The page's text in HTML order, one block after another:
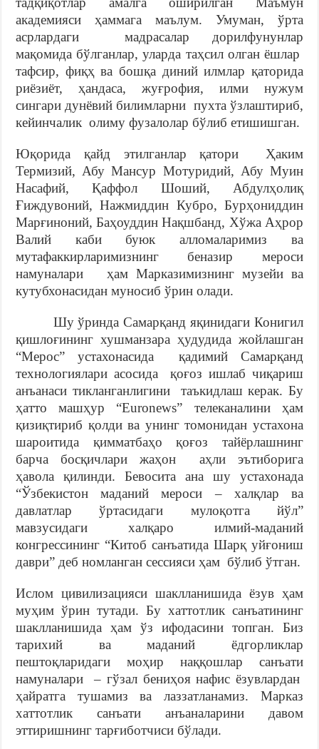
академияси ҳаммага маълум. Умуман, ўрта
асрлардаги мадрасалар дорилфунунлар
мақомида бўлганлар, уларда таҳсил олган ёшлар
тафсир, фиқҳ ва бошқа диний илмлар қаторида
риёзиёт, ҳандаса, жуғрофия, илми нужум
сингари дунёвий билимларни пухта ўзлаштириб,
кейинчалик олиму фузалолар бўлиб етишишган.
Юқорида қайд этилганлар қатори Ҳаким
Термизий, Абу Мансур Мотуридий, Абу Муин
Насафий, Қаффол Шоший, Абдулҳолиқ
Ғиждувоний, Нажмиддин Кубро, Бурҳониддин
Марғиноний, Баҳоуддин Нақшбанд, Хўжа Аҳрор
Валий каби буюк алломаларимиз ва
мутафаккирларимизнинг беназир мероси
намуналари ҳам Марказимизнинг музейи ва
кутубхонасидан муносиб ўрин олади.
Шу ўринда Самарқанд яқинидаги Конигил
қишлоғининг хушманзара ҳудудида жойлашган
“Мерос” устахонасида қадимий Самарқанд
технологиялари асосида қоғоз ишлаб чиқариш
анъанаси тикланганлигини таъкидлаш керак. Бу
ҳатто машҳур “Euronews” телеканалини ҳам
қизиқтириб қолди ва унинг томонидан устахона
шароитида қимматбаҳо қоғоз тайёрлашнинг
барча босқичлари жаҳон аҳли эътиборига
ҳавола қилинди. Бевосита ана шу устахонада
“Ўзбекистон маданий мероси – халқлар ва
давлатлар ўртасидаги мулоқотга йўл”
мавзусидаги халқаро илмий-маданий
конгрессининг “Китоб санъатида Шарқ уйғониш
даври” деб номланган сессияси ҳам бўлиб ўтган.
Ислом цивилизацияси шаклланишида ёзув ҳам
муҳим ўрин тутади. Бу хаттотлик санъатининг
шаклланишида ҳам ўз ифодасини топган. Биз
тарихий ва маданий ёдгорликлар
пештоқларидаги моҳир наққошлар санъати
намуналари – гўзал бениҳоя нафис ёзувлардан
ҳайратга тушамиз ва лаззатланамиз. Марказ
хаттотлик санъати анъаналарини давом
эттиришнинг тарғиботчиси бўлади.